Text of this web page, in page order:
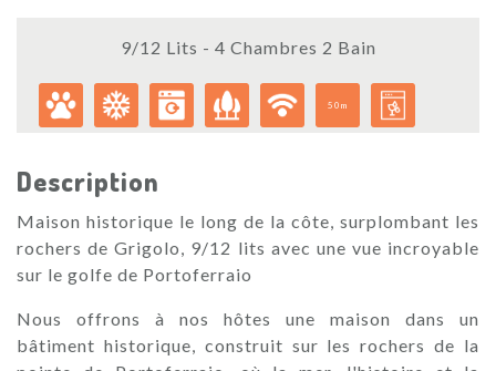
9/12 Lits - 4 Chambres 2 Bain
50m
Description
Maison historique le long de la côte, surplombant les
rochers de Grigolo, 9/12 lits avec une vue incroyable
sur le golfe de Portoferraio
Nous offrons à nos hôtes une maison dans un
bâtiment historique, construit sur les rochers de la